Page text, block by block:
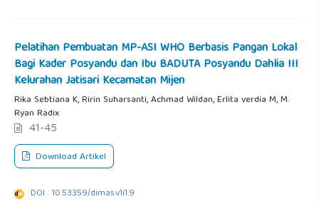
Pelatihan Pembuatan MP-ASI WHO Berbasis Pangan Lokal
Bagi Kader Posyandu dan Ibu BADUTA Posyandu Dahlia III
Kelurahan Jatisari Kecamatan Mijen
Rika Sebtiana K, Ririn Suharsanti, Achmad Wildan, Erlita verdia M, M.
Ryan Radix
41-45
Download Artikel
DOI : 10.53359/dimas.v1i1.9